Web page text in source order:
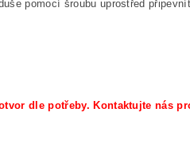
pomocí šroubu uprostřed
dle potřeby. Kontaktujte nás